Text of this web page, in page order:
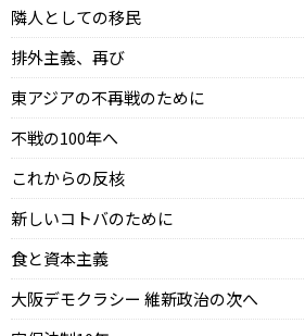
隣人としての移民
排外主義、再び
東アジアの不再戦のために
不戦の100年へ
これからの反核
新しいコトバのために
食と資本主義
大阪デモクラシー 維新政治の次へ